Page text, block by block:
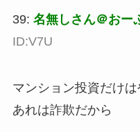
39: 名無しさん＠おー
ID:V7U
マンション投資だけは
あれは詐欺だから